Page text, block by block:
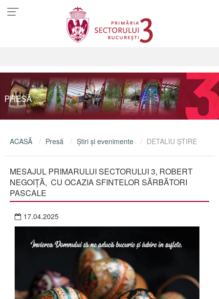
PRESĂ
ACASĂ Presă Ştiri şi evenimente DETALIU ŞTIRE
MESAJUL PRIMARULUI SECTORULUI 3, ROBERT
NEGOIȚĂ, CU OCAZIA SFINTELOR SĂRBĂTORI
PASCALE
17.04.2025